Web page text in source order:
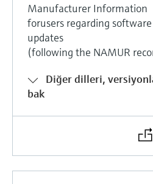
Manufacturer Information
forusers regarding
updates
(following the NAMUR
Diğer dilleri,
bak